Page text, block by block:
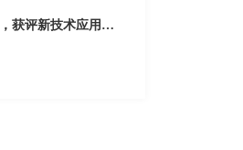
嘉为蓝鲸荣登广东软件风云榜，获评新技术应用最受欢迎产品TOP10